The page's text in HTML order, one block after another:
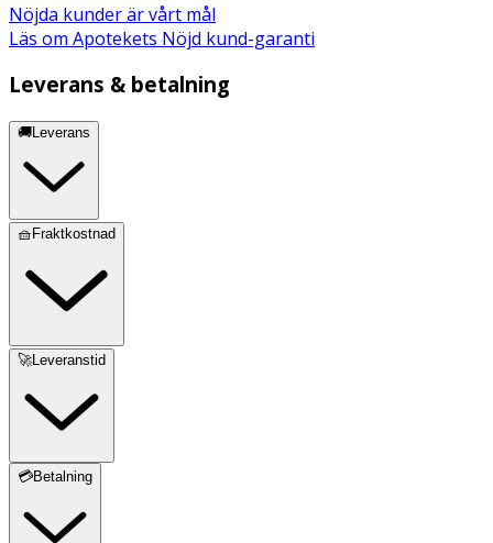
Nöjda kunder är vårt mål
Läs om Apotekets Nöjd kund-garanti
Leverans & betalning
🚚Leverans
🧺Fraktkostnad
🚀Leveranstid
💳Betalning